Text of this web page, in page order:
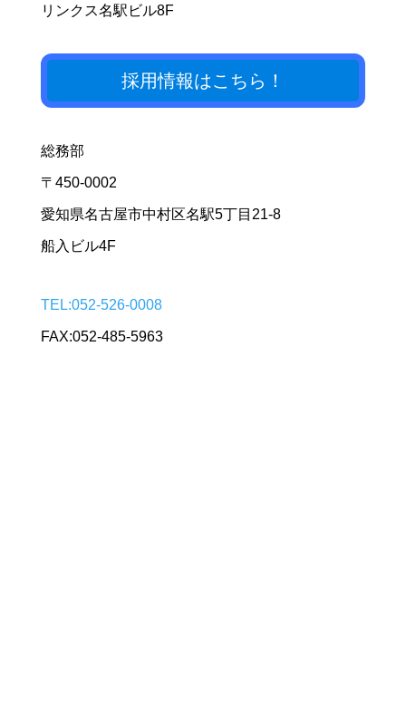
リンクス名駅ビル8F
採用情報はこちら！
総務部
〒450-0002
愛知県名古屋市中村区名駅5丁目21-8
船入ビル4F
TEL:052-526-0008
FAX:052-485-5963